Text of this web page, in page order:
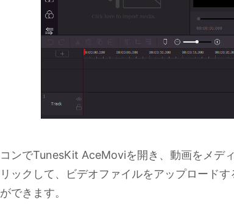
ンでTunesKit AceMoviを開き、動画をメデ
ックして、ビデオファイルをアップロード
できます。